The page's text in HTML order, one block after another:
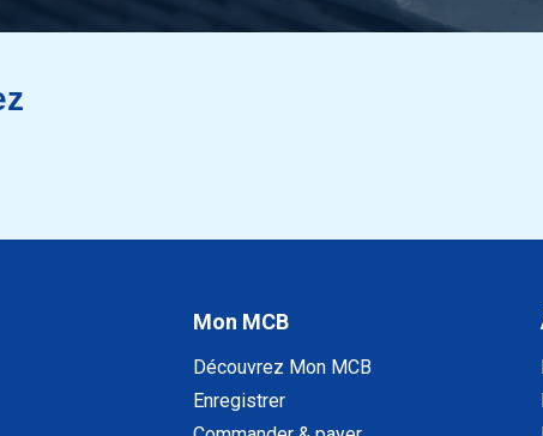
Mon MCB
Découvrez Mon MCB
Enregistrer